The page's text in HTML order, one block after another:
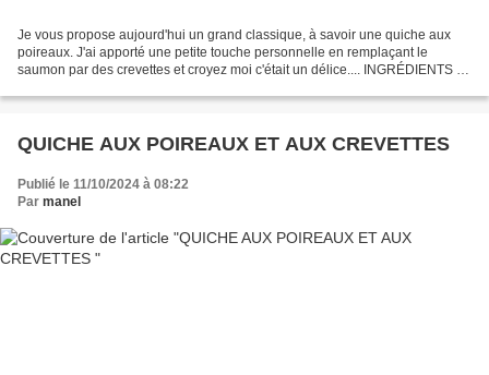
Je vous propose aujourd'hui un grand classique, à savoir une quiche aux
poireaux. J'ai apporté une petite touche personnelle en remplaçant le
saumon par des crevettes et croyez moi c'était un délice.... INGRÉDIENTS ; 1
QUICHE AUX POIREAUX ET AUX CREVETTES
Publié le 11/10/2024 à 08:22
Par manel